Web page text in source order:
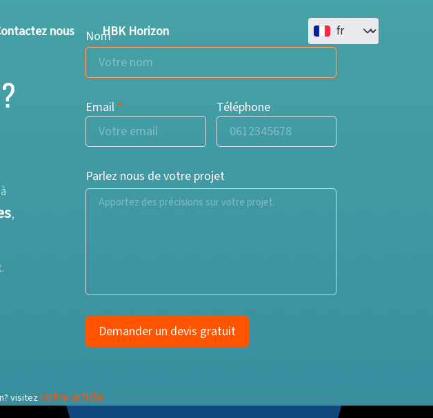
nous HBK Horizon Select your language
,
Nom
Email Téléphone
Parlez nous de votre projet
visitez notre article